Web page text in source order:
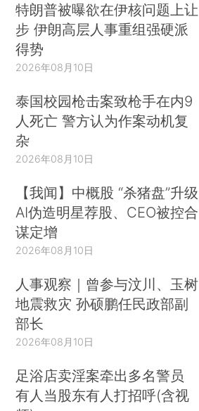
特朗普被曝欲在伊核问题上让
步 伊朗高层人事重组强硬派
得势
2026年08月10日
泰国校园枪击案致枪手在内9
人死亡 警方认为作案动机复
杂
2026年08月10日
【我闻】中概股 “杀猪盘”升级
AI伪造明星荐股、CEO被控合
谋定增
2026年08月10日
人事观察｜曾参与汶川、玉树
地震救灾 孙硕鹏任民政部副
部长
2026年08月10日
足浴店卖淫案牵出多名警员
有人当股东有人打招呼(含视